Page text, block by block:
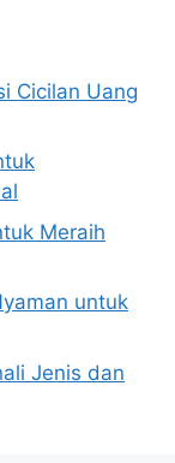
Cicilan Uang
Meraih
untuk
Jenis dan